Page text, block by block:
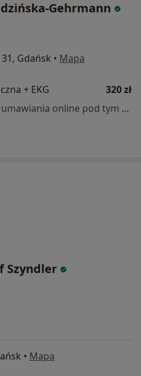
Gehrmann
Gdańsk • Mapa
+ EKG
320 zł
Specjalista nie oferuje umawiania online pod tym adresem.
Szyndler
• Mapa